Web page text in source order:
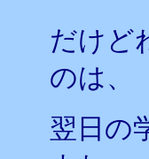
だけど
のは、
翌日の